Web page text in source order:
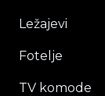
Ležajevi
Fotelje
TV komode